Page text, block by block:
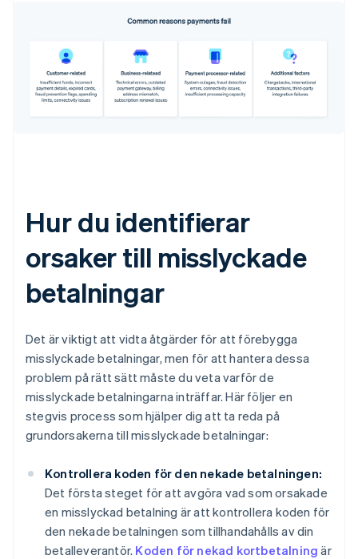
Hur du identifierar
orsaker till misslyckade
betalningar
Det är viktigt att vidta åtgärder för att förebygga
misslyckade betalningar, men för att hantera dessa
problem på rätt sätt måste du veta varför de
misslyckade betalningarna inträffar. Här följer en
stegvis process som hjälper dig att ta reda på
grundorsakerna till misslyckade betalningar:
Kontrollera koden för den nekade betalningen:
Det första steget för att avgöra vad som orsakade
en misslyckad betalning är att kontrollera koden för
den nekade betalningen som tillhandahålls av din
betalleverantör. Koden för nekad kortbetalning är